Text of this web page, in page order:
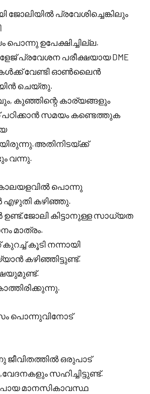
ജോലിയിൽ പ്രവേശിച്ചെങ്കിലും
പൊന്നു ഉപേക്ഷിച്ചില്ല.
പ്രവേശന പരീക്ഷയായ DME
വേണ്ടി ഓൺലൈൻ
ചെയ്തു.
കുഞ്ഞിന്റെ കാര്യങ്ങളും
പഠിക്കാൻ സമയം കണ്ടെത്തുക
വന്നു.
പൊന്നു
എഴുതി കഴിഞ്ഞു.
ഉണ്ട്,ജോലി കിട്ടാനുള്ള സാധ്യത
മാത്രം.
കുറച്ച് കൂടി നന്നായി
കഴിഞ്ഞിട്ടുണ്ട്.
പൊന്നുവിനോട്
ഒരുപാട്
സഹിച്ചിട്ടുണ്ട്.
മാനസികാവസ്ഥ